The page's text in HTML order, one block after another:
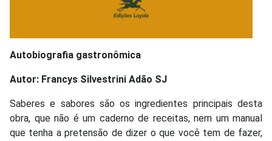
Autobiografia gastronômica
Autor: Francys Silvestrini Adão SJ
Saberes e sabores são os ingredientes principais desta
obra, que não é um caderno de receitas, nem um manual
que tenha a pretensão de dizer o que você tem de fazer,